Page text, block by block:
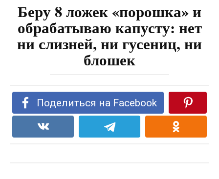
Беру 8 ложек «порошка» и
обрабатываю капусту: нет
ни слизней, ни гусениц, ни
блошек
Поделиться на Facebook